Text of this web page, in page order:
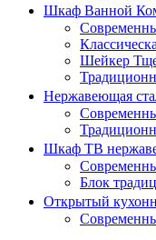
Шкаф Ванной
Шейкер
Нержавеющая
Шкаф ТВ
Блок
Открытый